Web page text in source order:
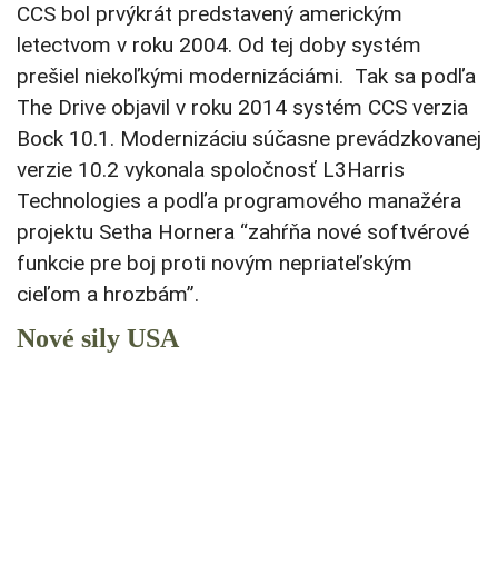
CCS bol prvýkrát predstavený americkým
letectvom v roku 2004. Od tej doby systém
prešiel niekoľkými modernizáciámi. Tak sa podľa
The Drive objavil v roku 2014 systém CCS verzia
Bock 10.1. Modernizáciu súčasne prevádzkovanej
verzie 10.2 vykonala spoločnosť L3Harris
Technologies a podľa programového manažéra
projektu Setha Hornera “zahŕňa nové softvérové ​​
funkcie pre boj proti novým nepriateľským
cieľom a hrozbám”.
Nové sily USA